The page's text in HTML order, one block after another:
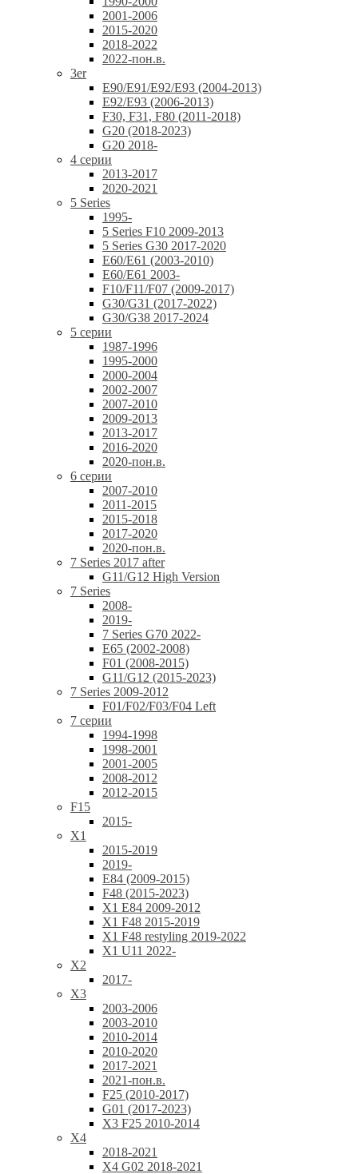
2001-2006
2015-2020
2018-2022
2022-пон.в.
3er
E90/E91/E92/E93 (2004-2013)
E92/E93 (2006-2013)
F30, F31, F80 (2011-2018)
G20 (2018-2023)
G20 2018-
4 серии
2013-2017
2020-2021
5 Series
1995-
5 Series F10 2009-2013
5 Series G30 2017-2020
E60/E61 (2003-2010)
E60/E61 2003-
F10/F11/F07 (2009-2017)
G30/G31 (2017-2022)
G30/G38 2017-2024
5 серии
1987-1996
1995-2000
2000-2004
2002-2007
2007-2010
2009-2013
2013-2017
2016-2020
2020-пон.в.
6 серии
2007-2010
2011-2015
2015-2018
2017-2020
2020-пон.в.
7 Series 2017 after
G11/G12 High Version
7 Series
2008-
2019-
7 Series G70 2022-
E65 (2002-2008)
F01 (2008-2015)
G11/G12 (2015-2023)
7 Series 2009-2012
F01/F02/F03/F04 Left
7 серии
1994-1998
1998-2001
2001-2005
2008-2012
2012-2015
F15
2015-
X1
2015-2019
2019-
E84 (2009-2015)
F48 (2015-2023)
X1 E84 2009-2012
X1 F48 2015-2019
X1 F48 restyling 2019-2022
X1 U11 2022-
X2
2017-
X3
2003-2006
2003-2010
2010-2014
2010-2020
2017-2021
2021-пон.в.
F25 (2010-2017)
G01 (2017-2023)
X3 F25 2010-2014
X4
2018-2021
X4 G02 2018-2021